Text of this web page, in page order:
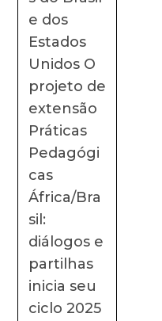
e dos
Estados
Unidos O
projeto de
extensão
Práticas
Pedagógi
cas
África/Bra
sil:
diálogos e
partilhas
inicia seu
ciclo 2025